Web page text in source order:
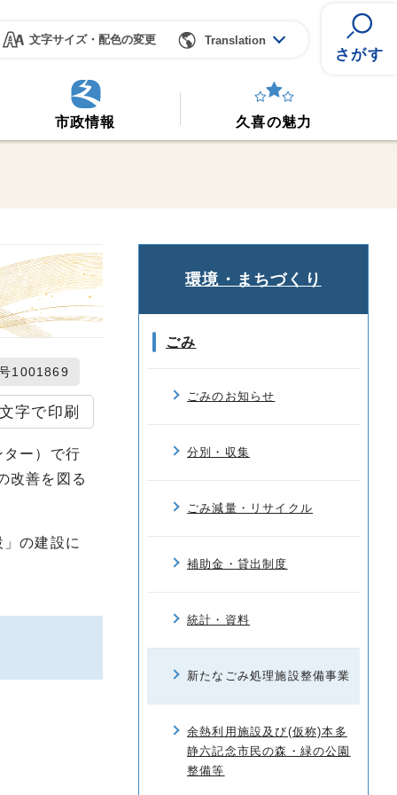
文字サイズ・配色の変更 Translation
さがす
市政情報 久喜の魅力
1001869
字で印刷
ー）で行
改善を図る
の建設に
環境・まちづくり
ごみ
ごみのお知らせ
分別・収集
ごみ減量・リサイクル
補助金・貸出制度
統計・資料
新たなごみ処理施設整備事業
余熱利用施設及び(仮称)本多
静六記念市民の森・緑の公園
整備等